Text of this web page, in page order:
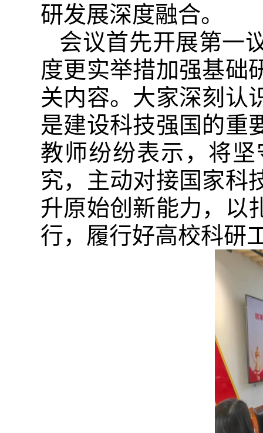
研发展深度融合。
会议首先开展第一
度更实举措加强基础
关内容。大家深刻认
是建设科技强国的重
教师纷纷表示，将
究，主动对接国家科
升原始创新能力，以
行，履行好高校科研